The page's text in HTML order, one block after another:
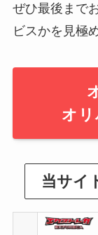
ぜひ最後まで
ビスかを見極
オリ
当サイ